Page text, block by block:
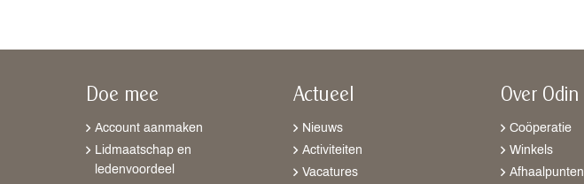
Doe mee
Account aanmaken
Lidmaatschap en
ledenvoordeel
Actueel
Nieuws
Activiteiten
Vacatures
Over Odin
Coöperatie
Winkels
Afhaalpunten